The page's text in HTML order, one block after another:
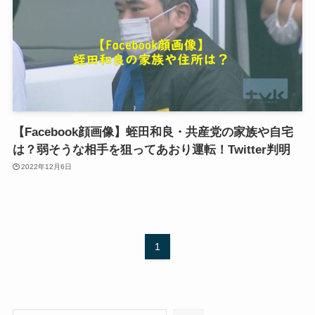
【Facebook顔画像】蛭田和良・共産党の家族や自宅
は？弱そうな相手を狙ってあおり運転！Twitter判明
2022年12月6日
1